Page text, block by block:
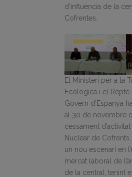
d’influència de la
Cofrentes.
El Ministeri per a la
Ecològica i el Repte
Govern d’Espanya
al 30 de novembre
cessament
Nuclear de
un nou escenari en
mercat laboral de
de la central, tenint